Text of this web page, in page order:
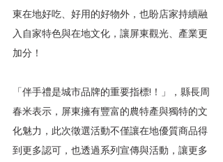
東在地好吃、好用的好物外，也盼店家持續融
入自家特色與在地文化，讓屏東觀光、產業更
加分！
「伴手禮是城市品牌的重要指標!！」，縣長周
春米表示，屏東擁有豐富的農特產與獨特的文
化魅力，此次徵選活動不僅讓在地優質商品得
到更多認可，也透過系列宣傳與活動，讓更多